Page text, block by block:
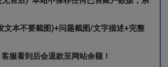
文本不要截图)+问题截图/文字描述+完整
服看到后会退款至网站余额！